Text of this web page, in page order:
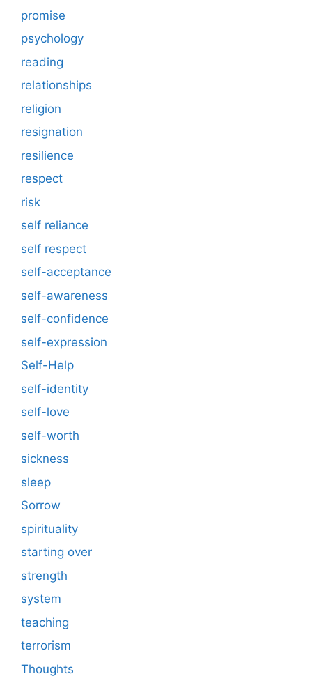
promise
psychology
reading
relationships
religion
resignation
resilience
respect
risk
self reliance
self respect
self-acceptance
self-awareness
self-confidence
self-expression
Self-Help
self-identity
self-love
self-worth
sickness
sleep
Sorrow
spirituality
starting over
strength
system
teaching
terrorism
Thoughts